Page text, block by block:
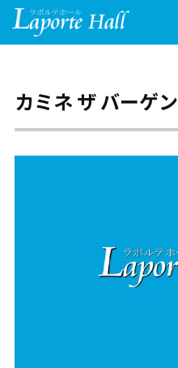
お問い合わせ
カミネ ザ バーゲン